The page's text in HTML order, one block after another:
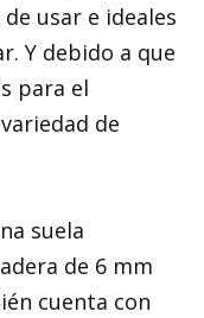
usar e ideales
Y debido a que
para el
de
suela
de 6 mm
cuenta con